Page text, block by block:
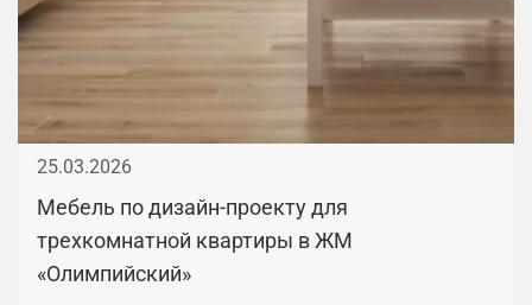
25.03.2026
Мебель по дизайн-проекту для
трехкомнатной квартиры в ЖМ
«Олимпийский»